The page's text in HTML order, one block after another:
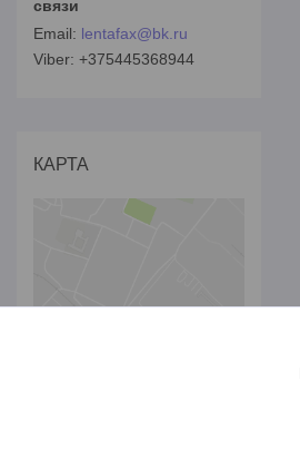
lentafax@bk.ru
+375445368944
КАРТА